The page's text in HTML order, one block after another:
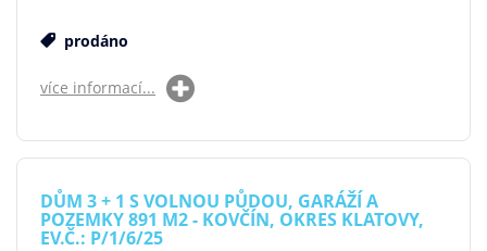
prodáno
více informací...
DŮM 3 + 1 S VOLNOU PŮDOU, GARÁŽÍ A
POZEMKY 891 M2 - KOVČÍN, OKRES KLATOVY,
EV.Č.: P/1/6/25